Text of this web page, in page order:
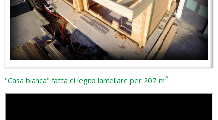
"Casa bianca" fatta di legno lamellare per 207 m2: